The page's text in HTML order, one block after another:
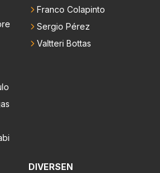
Franco Colapinto
Sergio Pérez
Valtteri Bottas
DIVERSEN